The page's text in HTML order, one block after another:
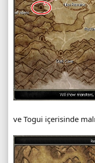
ve Togui içerisinde